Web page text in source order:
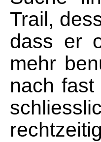
Trail,
dass er
mehr
nach fast